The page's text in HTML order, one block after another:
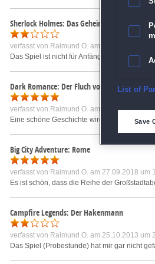
Sherlock Holmes: Das Geheimnis des
verfasst von Raimund O. am 04.03.2014 um
Das Spiel ist nicht für Anfänger geeignet.
Dark Romance: Der Fluch von Blaubart
verfasst von Raimund O. am 27.09.2018 um
Eine schöne Geschichte wird erzählt. Mir
Big City Adventure: Rome
verfasst von Raimund O. am 27.09.2018 um
Es ist schön, dass die Reihe der
Campfire Legends: Der Hakenmann
verfasst von Raimund O. am 25.10.2013 um
Das Spiel (Probestunde) hat mir gar nicht
List of
Save